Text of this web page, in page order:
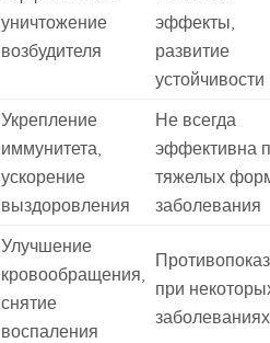
уничтожение
возбудителя
эффекты,
развитие
устойчивости
Укрепление
иммунитета,
ускорение
выздоровления
Не всегда
эффективна
тяжелых
заболевания
Улучшение
кровообращения,
снятие
воспаления
при
заболеваниях